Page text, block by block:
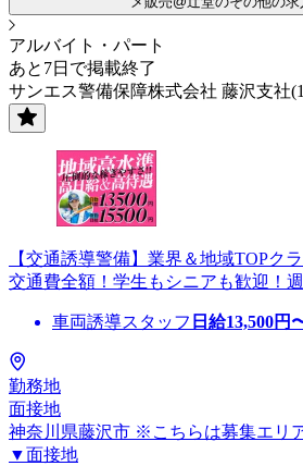
アルバイト・パート
あと7日で掲載終了
サンエス警備保障株式会社 藤沢支社
【交通誘導警備】業界＆地域TOPク
交通費全額！学生もシニアも歓迎！
車両誘導スタッフ 日給13,500円
勤務地
面接地
神奈川県藤沢市 ※こちらは募集エリ
▼面接地